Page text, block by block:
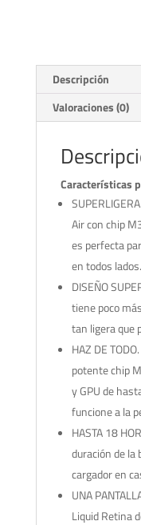
Descripción
Valoraciones (0)
Características
Air con chip
es perfecta
en todos lados.
DISEÑO
tiene poco
tan ligera que
HAZ DE
potente chip
y GPU de
funcione a la
HASTA 18
duración de la
cargador en
UNA
Liquid Retina